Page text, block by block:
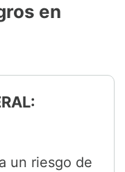
en
un riesgo de